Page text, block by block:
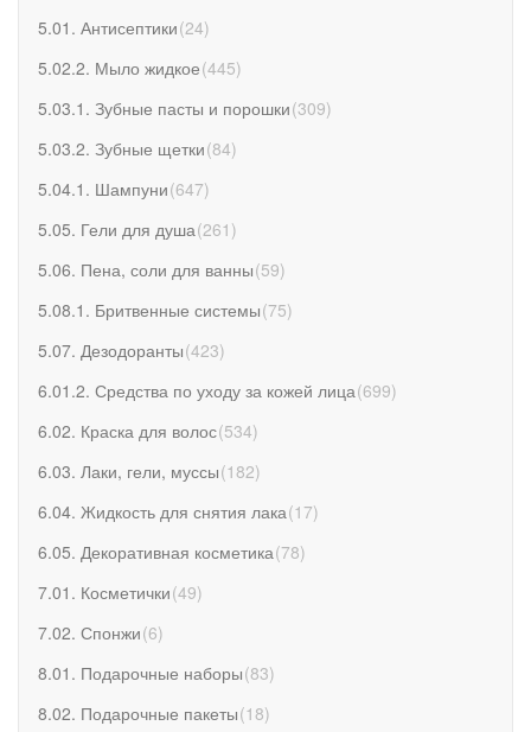
5.01. Антисептики(24)
5.02.2. Мыло жидкое(445)
5.03.1. Зубные пасты и порошки(309)
5.03.2. Зубные щетки(84)
5.04.1. Шампуни(647)
5.05. Гели для душа(261 )
5.06. Пена, соли для ванны(59)
5.08.1. Бритвенные системы(75)
5.07. Дезодоранты(423)
6.01.2. Средства по уходу за кожей лица(699)
6.02. Краска для волос(534)
6.03. Лаки, гели, муссы(182)
6.04. Жидкость для снятия лака(17)
6.05. Декоративная косметика(78)
7.01. Косметички(49)
7.02. Спонжи(6)
8.01. Подарочные наборы(83)
8.02. Подарочные пакеты(18)